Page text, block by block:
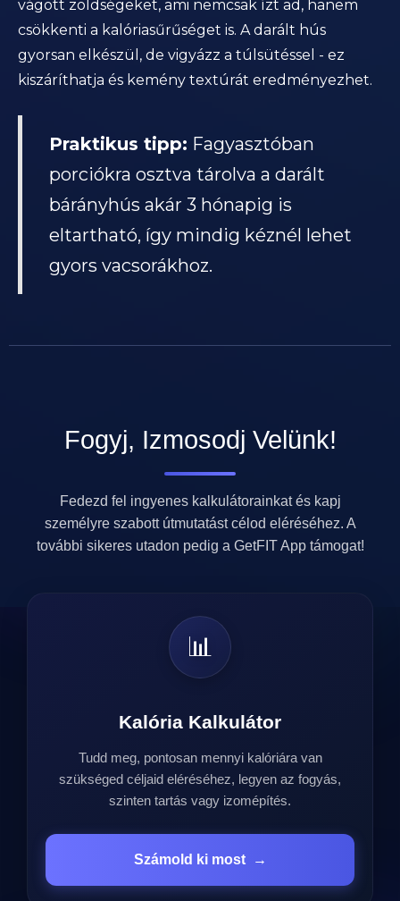
vágott zöldségeket, ami nemcsak ízt ad, hanem
csökkenti a kalóriasűrűséget is. A darált hús
gyorsan elkészül, de vigyázz a túlsütéssel - ez
kiszáríthatja és kemény textúrát eredményezhet.
Praktikus tipp: Fagyasztóban
porciókra osztva tárolva a darált
bárányhús akár 3 hónapig is
eltartható, így mindig kéznél lehet
gyors vacsorákhoz.
Fogyj, Izmosodj Velünk!
Fedezd fel ingyenes kalkulátorainkat és kapj
személyre szabott útmutatást célod eléréséhez. A
további sikeres utadon pedig a GetFIT App támogat!
📊
Kalória Kalkulátor
Tudd meg, pontosan mennyi kalóriára van
szükséged céljaid eléréséhez, legyen az fogyás,
szinten tartás vagy izomépítés.
Számold ki most →